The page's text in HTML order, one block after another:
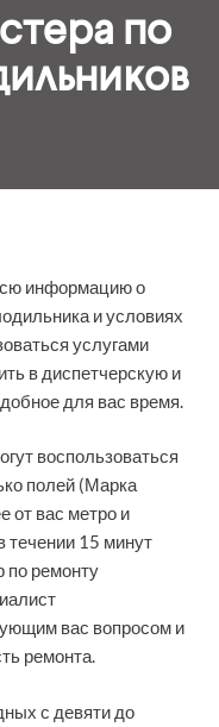
по
информацию о
и условиях
услугами
в диспетчерскую и
для вас время.
воспользоваться
полей (Марка
от вас метро и
течении 15 минут
по ремонту
вас вопросом и
ремонта.
с девяти до